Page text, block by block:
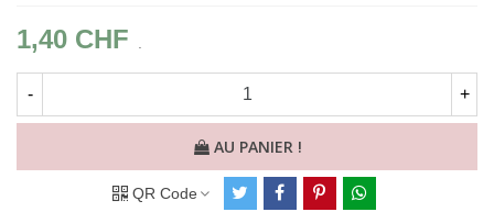
1,40 CHF
- +
AU PANIER !
QR Code